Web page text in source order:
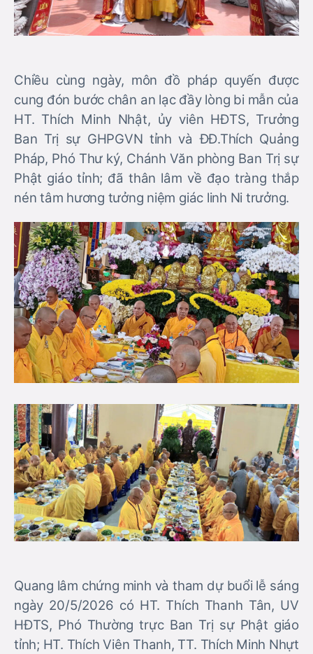
Chiều cùng ngày, môn đồ pháp quyến được
cung đón bước chân an lạc đầy lòng bi mẫn của
HT. Thích Minh Nhật, ủy viên HĐTS, Trưởng
Ban Trị sự GHPGVN tỉnh và ĐĐ.Thích Quảng
Pháp, Phó Thư ký, Chánh Văn phòng Ban Trị sự
Phật giáo tỉnh; đã thân lâm về đạo tràng thắp
nén tâm hương tưởng niệm giác linh Ni trưởng.
Quang lâm chứng minh và tham dự buổi lễ sáng
ngày 20/5/2026 có HT. Thích Thanh Tân, UV
HĐTS, Phó Thường trực Ban Trị sự Phật giáo
tỉnh; HT. Thích Viên Thanh, TT. Thích Minh Nhựt